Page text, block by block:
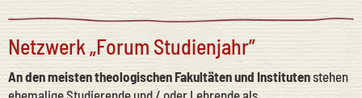
Netzwerk „Forum Studienjahr”
An den meisten theologischen Fakultäten und Institutenstehen
ehemalige Studierende und / oder Lehrende als